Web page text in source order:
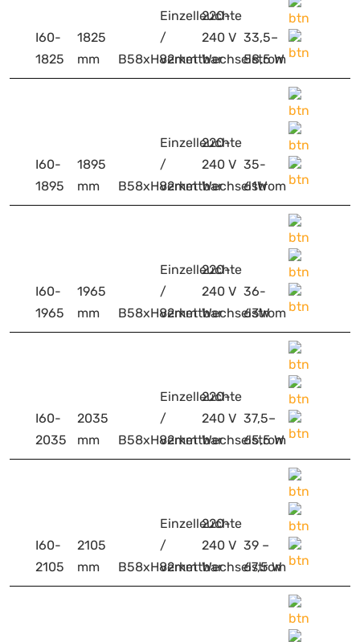
I60-
1825
1825
mm
B58xH82mm
Einzelleuchte
/
verkettbar
220-
240 V
Wechselstrom
33,5–
58,5 W
I60-
1895
1895
mm
B58xH82mm
Einzelleuchte
/
verkettbar
220-
240 V
Wechselstrom
35-
61W
I60-
1965
1965
mm
B58xH82mm
Einzelleuchte
/
verkettbar
220-
240 V
Wechselstrom
36-
63W
I60-
2035
2035
mm
B58xH82mm
Einzelleuchte
/
verkettbar
220-
240 V
Wechselstrom
37,5–
65,5 W
I60-
2105
2105
mm
B58xH82mm
Einzelleuchte
/
verkettbar
220-
240 V
Wechselstrom
39 –
67,5 W